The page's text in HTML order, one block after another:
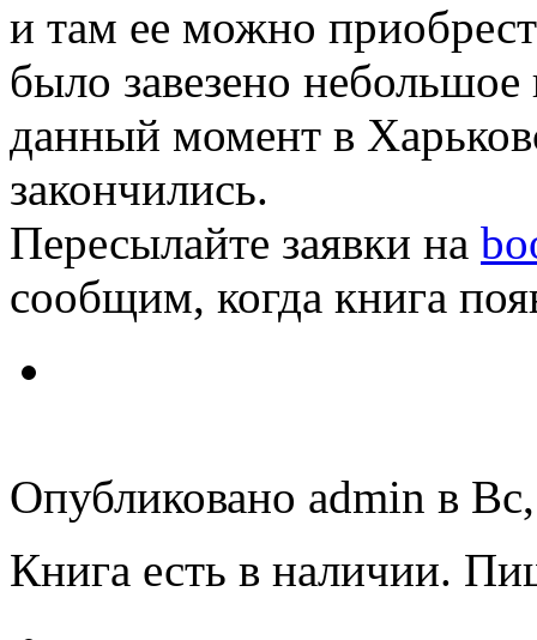
и там ее можно
было завезено
данный момент в
закончились.
Пересылайте заявки на
сообщим, когда книга
Опубликовано admin в
Книга есть в наличии.